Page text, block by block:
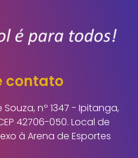
contato
nº 1347 - Ipitanga,
42706-050. Local de
à Arena de Esportes